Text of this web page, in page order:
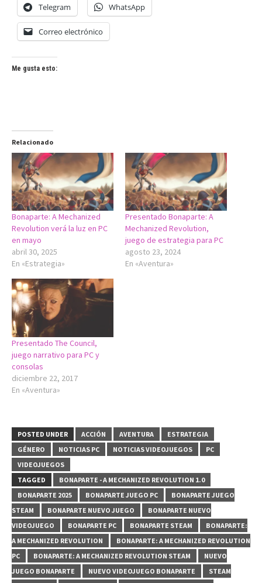
Telegram WhatsApp
Correo electrónico
Me gusta esto:
Relacionado
Bonaparte: A Mechanized
Revolution verá la luz en PC
en mayo
abril 30, 2025
En «Estrategia»
Presentado Bonaparte: A
Mechanized Revolution,
juego de estrategia para PC
agosto 23, 2024
En «Aventura»
Presentado The Council,
juego narrativo para PC y
consolas
diciembre 22, 2017
En «Aventura»
POSTED UNDER ACCIÓN AVENTURA
ESTRATEGIA
GÉNERO
NOTICIAS PC NOTICIAS VIDEOJUEGOS
PC
VIDEOJUEGOS
TAGGED
BONAPARTE - A MECHANIZED REVOLUTION 1.0
BONAPARTE 2025
BONAPARTE JUEGO PC
BONAPARTE JUEGO
STEAM
BONAPARTE NUEVO JUEGO
BONAPARTE NUEVO
VIDEOJUEGO
BONAPARTE PC BONAPARTE STEAM
BONAPARTE:
A MECHANIZED REVOLUTION
BONAPARTE: A MECHANIZED REVOLUTION
PC
BONAPARTE: A MECHANIZED REVOLUTION STEAM
NUEVO
JUEGO BONAPARTE
NUEVO VIDEOJUEGO BONAPARTE
STEAM